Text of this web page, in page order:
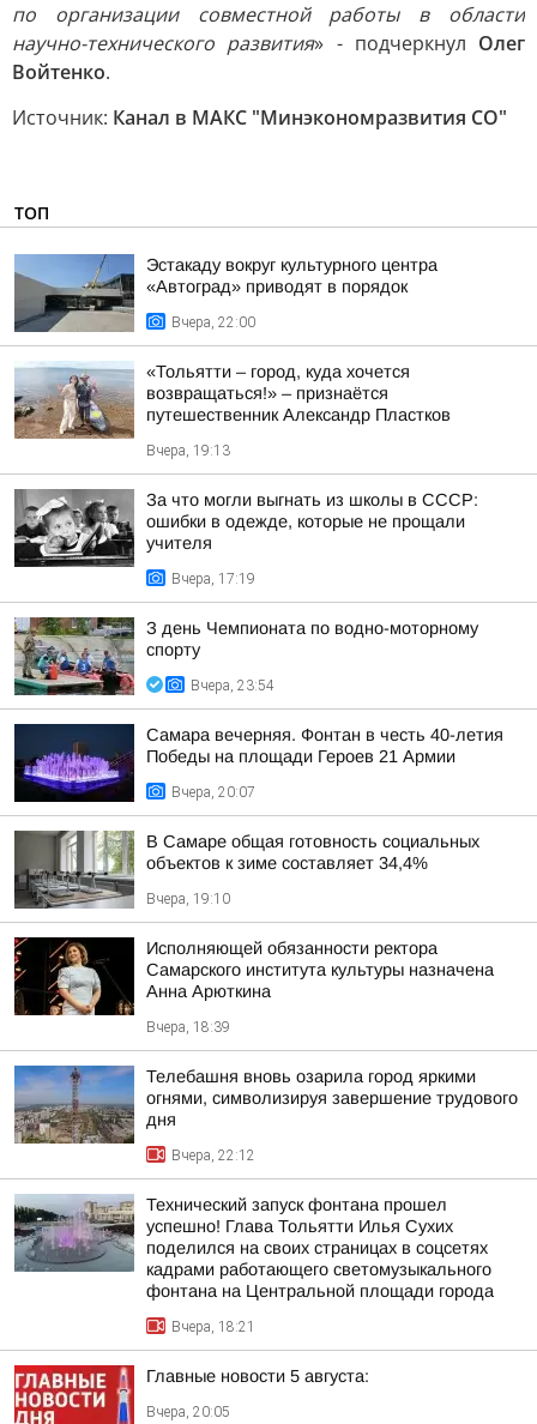
по организации совместной работы в области
научно-технического развития» - подчеркнул Олег
Войтенко.
Источник: Канал в МАКС "Минэкономразвития СО"
ТОП
Эстакаду вокруг культурного центра
«Автоград» приводят в порядок
Вчера, 22:00
«Тольятти – город, куда хочется
возвращаться!» – признаётся
путешественник Александр Пластков
Вчера, 19:13
За что могли выгнать из школы в СССР:
ошибки в одежде, которые не прощали
учителя
Вчера, 17:19
З день Чемпионата по водно-моторному
спорту
Вчера, 23:54
Самара вечерняя. Фонтан в честь 40-летия
Победы на площади Героев 21 Армии
Вчера, 20:07
В Самаре общая готовность социальных
объектов к зиме составляет 34,4%
Вчера, 19:10
Исполняющей обязанности ректора
Самарского института культуры назначена
Анна Арюткина
Вчера, 18:39
Телебашня вновь озарила город яркими
огнями, символизируя завершение трудового
дня
Вчера, 22:12
Технический запуск фонтана прошел
успешно! Глава Тольятти Илья Сухих
поделился на своих страницах в соцсетях
кадрами работающего светомузыкального
фонтана на Центральной площади города
Вчера, 18:21
Главные новости 5 августа:
Вчера, 20:05